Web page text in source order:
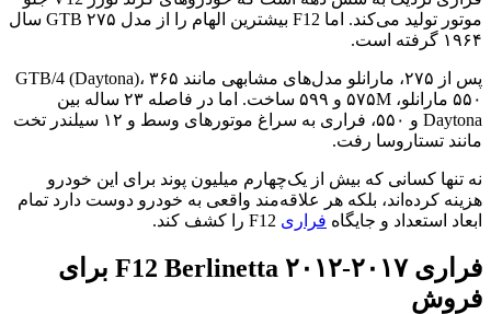
موتور تولید می‌کند. اما F12 بیشترین الهام را از مدل ۲۷۵ GTB سال
۱۹۶۴ گرفته است.
پس از ۲۷۵، مارانلو مدل‌های مشابهی مانند ۳۶۵ GTB/4 (Daytona)،
۵۵۰ مارانلو، ۵۷۵M و ۵۹۹ ساخت. اما در فاصله ۲۳ ساله بین
Daytona و ۵۵۰، فراری به سراغ موتورهای وسط و ۱۲ سیلندر تخت
مانند تستاروسا رفت.
نه تنها کسانی که بیش از یک‌چهارم میلیون پوند برای این خودرو
هزینه کرده‌اند، بلکه هر علاقه‌مند واقعی به خودرو دوست دارد تمام
ابعاد استعداد و جایگاه فراری
فراری F12 Berlinetta ۲۰۱۲-۲۰۱۷ برای
فروش